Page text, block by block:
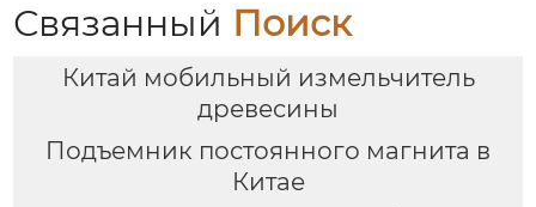
Связанный Поиск
Китай мобильный измельчитель
древесины
Подъемник постоянного магнита в
Китае